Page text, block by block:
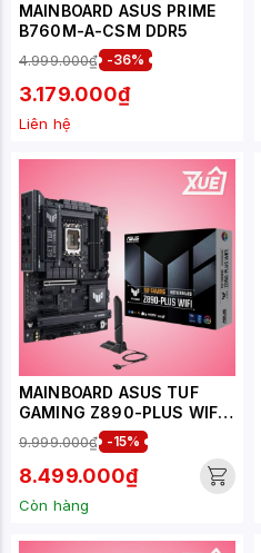
MAINBOARD ASUS PRIME
B760M-A-CSM DDR5
4.999.000₫ -36%
3.179.000₫
Liên hệ
MAINBOARD ASUS TUF
GAMING Z890-PLUS WIFI
9.999.000₫ -15%
8.499.000₫
Còn hàng